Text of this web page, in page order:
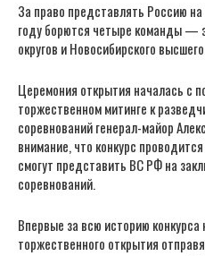
За право представлять Россию
году борются четыре команды —
округов и Новосибирского
Церемония открытия началась с
торжественном митинге к
соревнований генерал-майор
внимание, что конкурс
смогут представить ВС РФ на
соревнований.
Впервые за всю историю
торжественного открытия